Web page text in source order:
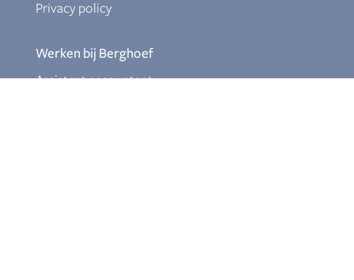
Privacy policy
Werken bij Berghoef
Assistent accountant